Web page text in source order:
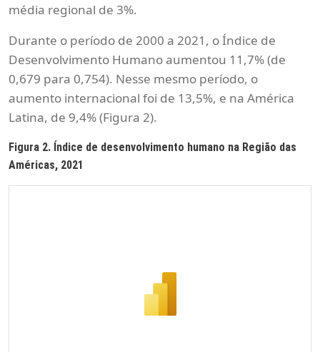
média regional de 3%.
Durante o período de 2000 a 2021, o Índice de
Desenvolvimento Humano aumentou 11,7% (de
0,679 para 0,754). Nesse mesmo período, o
aumento internacional foi de 13,5%, e na América
Latina, de 9,4% (Figura 2).
Figura 2. Índice de desenvolvimento humano na Região das
Américas, 2021